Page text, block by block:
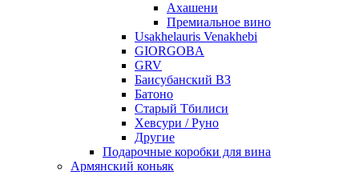
Ахашени
Премиальное вино
Usakhelauris Venakhebi
GIORGOBA
GRV
Баисубанский ВЗ
Батоно
Старый Тбилиси
Хевсури / Руно
Другие
Подарочные коробки для вина
Армянский коньяк